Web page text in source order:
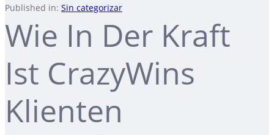
Published in: Sin categorizar
Wie In Der Kraft
Ist CrazyWins
Klienten